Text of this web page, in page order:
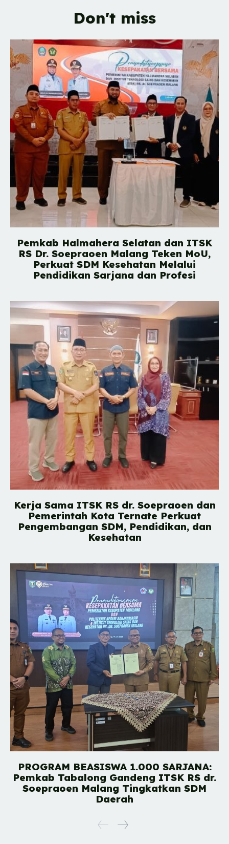
Don't miss
Pemkab Halmahera Selatan dan ITSK
RS Dr. Soepraoen Malang Teken MoU,
Perkuat SDM Kesehatan Melalui
Pendidikan Sarjana dan Profesi
Kerja Sama ITSK RS dr. Soepraoen dan
Pemerintah Kota Ternate Perkuat
Pengembangan SDM, Pendidikan, dan
Kesehatan
PROGRAM BEASISWA 1.000 SARJANA:
Pemkab Tabalong Gandeng ITSK RS dr.
Soepraoen Malang Tingkatkan SDM
Daerah